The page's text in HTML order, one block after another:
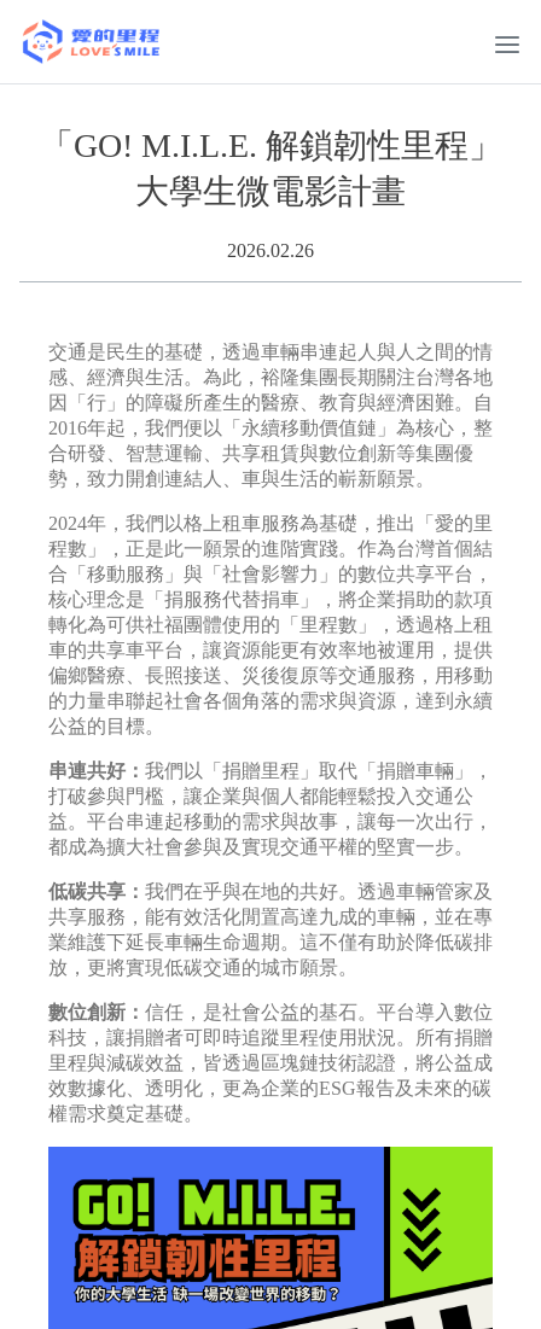
「GO! M.I.L.E. 解鎖韌性里程」
大學生微電影計畫
2026.02.26
交通是民生的基礎，透過車輛串連起人與人之間的情
感、經濟與生活。為此，裕隆集團長期關注台灣各地
因「行」的障礙所產生的醫療、教育與經濟困難。自
2016年起，我們便以「永續移動價值鏈」為核心，整
合研發、智慧運輸、共享租賃與數位創新等集團優
勢，致力開創連結人、車與生活的嶄新願景。
2024年，我們以格上租車服務為基礎，推出「愛的里
程數」，正是此一願景的進階實踐。作為台灣首個結
合「移動服務」與「社會影響力」的數位共享平台，
核心理念是「捐服務代替捐車」，將企業捐助的款項
轉化為可供社福團體使用的「里程數」，透過格上租
車的共享車平台，讓資源能更有效率地被運用，提供
偏鄉醫療、長照接送、災後復原等交通服務，用移動
的力量串聯起社會各個角落的需求與資源，達到永續
公益的目標。
串連共好： 我們以「捐贈里程」取代「捐贈車輛」，
打破參與門檻，讓企業與個人都能輕鬆投入交通公
益。平台串連起移動的需求與故事，讓每一次出行，
都成為擴大社會參與及實現交通平權的堅實一步。
低碳共享： 我們在乎與在地的共好。透過車輛管家及
共享服務，能有效活化閒置高達九成的車輛，並在專
業維護下延長車輛生命週期。這不僅有助於降低碳排
放，更將實現低碳交通的城市願景。
數位創新： 信任，是社會公益的基石。平台導入數位
科技，讓捐贈者可即時追蹤里程使用狀況。所有捐贈
里程與減碳效益，皆透過區塊鏈技術認證，將公益成
效數據化、透明化，更為企業的ESG報告及未來的碳
權需求奠定基礎。